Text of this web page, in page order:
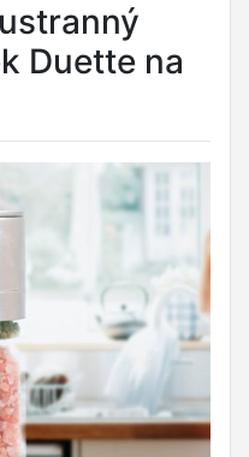
Duette na